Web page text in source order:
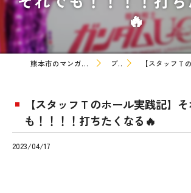
🔥
熊本市のマンガなら株式会社C&G ブログ 【スタッフＴのホール実
【スタッフＴのホール実践記】
も！！！！打ちたくなる🔥
2023/04/17